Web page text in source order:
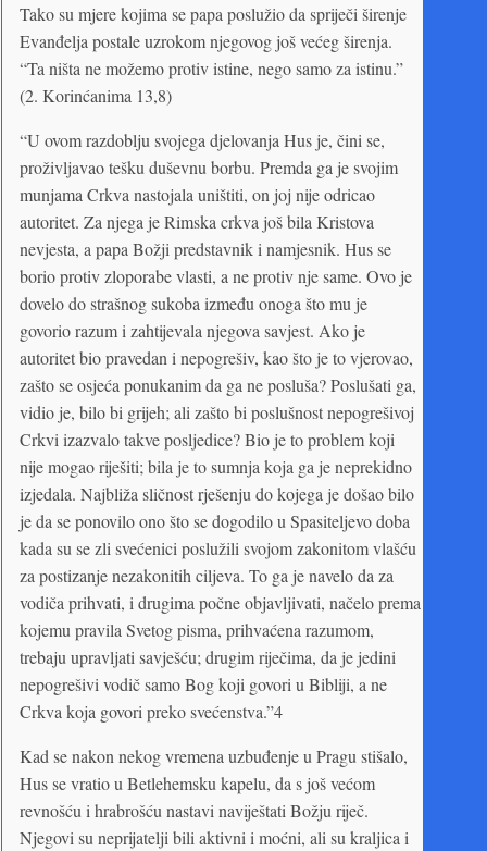
Tako su mjere kojima se papa poslužio da spriječi širenje
Evanđelja postale uzrokom njegovog još većeg širenja.
“Ta ništa ne možemo protiv istine, nego samo za istinu.”
(2. Korinćanima 13,8)
“U ovom razdoblju svojega djelovanja Hus je, čini se,
proživljavao tešku duševnu borbu. Premda ga je svojim
munjama Crkva nastojala uništiti, on joj nije odricao
autoritet. Za njega je Rimska crkva još bila Kristova
nevjesta, a papa Božji predstavnik i namjesnik. Hus se
borio protiv zloporabe vlasti, a ne protiv nje same. Ovo je
dovelo do strašnog sukoba između onoga što mu je
govorio razum i zahtijevala njegova savjest. Ako je
autoritet bio pravedan i nepogrešiv, kao što je to vjerovao,
zašto se osjeća ponukanim da ga ne posluša? Poslušati ga,
vidio je, bilo bi grijeh; ali zašto bi poslušnost nepogrešivoj
Crkvi izazvalo takve posljedice? Bio je to problem koji
nije mogao riješiti; bila je to sumnja koja ga je neprekidno
izjedala. Najbliža sličnost rješenju do kojega je došao bilo
je da se ponovilo ono što se dogodilo u Spasiteljevo doba
kada su se zli svećenici poslužili svojom zakonitom vlašću
za postizanje nezakonitih ciljeva. To ga je navelo da za
vodiča prihvati, i drugima počne objavljivati, načelo prema
kojemu pravila Svetog pisma, prihvaćena razumom,
trebaju upravljati savješću; drugim riječima, da je jedini
nepogrešivi vodič samo Bog koji govori u Bibliji, a ne
Crkva koja govori preko svećenstva.”4
Kad se nakon nekog vremena uzbuđenje u Pragu stišalo,
Hus se vratio u Betlehemsku kapelu, da s još većom
revnošću i hrabrošću nastavi naviještati Božju riječ.
Njegovi su neprijatelji bili aktivni i moćni, ali su kraljica i